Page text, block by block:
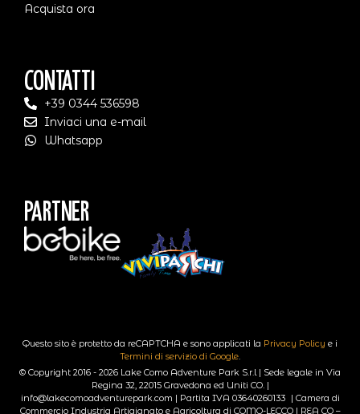
Acquista ora
Contatti
+39 0344 536598
Inviaci una e-mail
Whatsapp
Partner
Questo sito è protetto da reCAPTCHA e sono applicati la Privacy Policy e i
Termini di servizio di Google.
© Copyright 2016 - 2026 Lake Como Adventure Park S.r.l | Sede legale in Via
Regina 32, 22015 Gravedona ed Uniti CO. |
info@lakecomoadventurepark.com | Partita IVA 03640260133 | Camera di
Commercio Industria Artigianato e Agricoltura di COMO-LECCO | REA CO –